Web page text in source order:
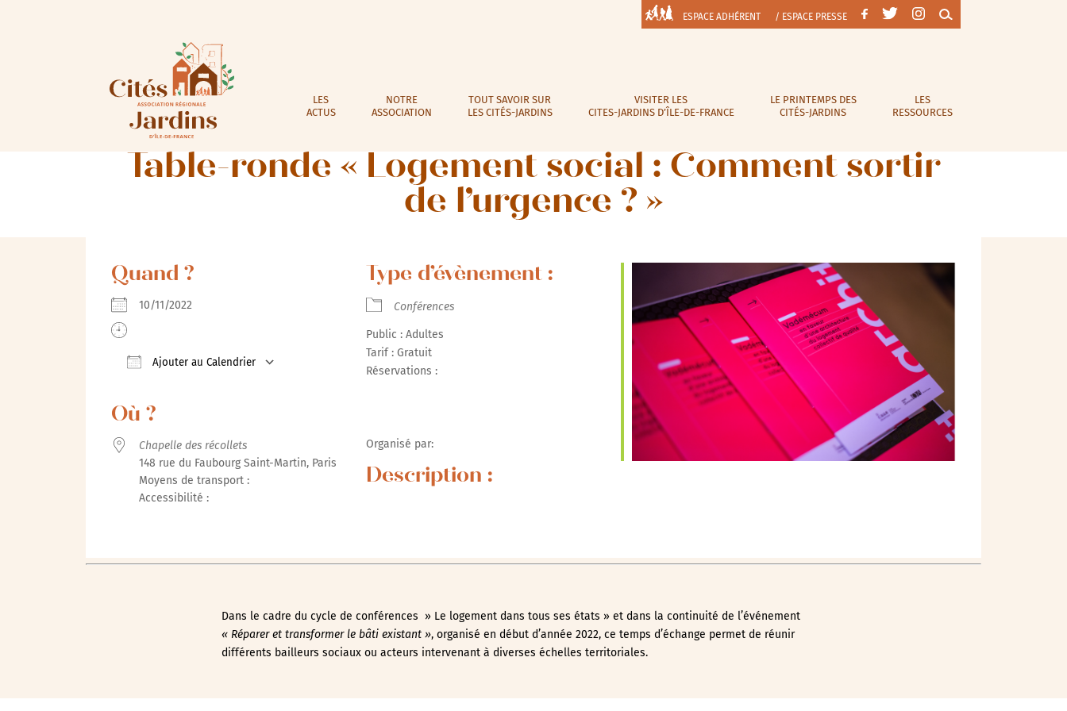
ESPACE ADHÉRENT / ESPACE PRESSE
LES
ACTUS
NOTRE
ASSOCIATION
TOUT SAVOIR SUR
LES CITÉS-JARDINS
VISITER LES
CITES-JARDINS D’ÎLE-DE-FRANCE
LE PRINTEMPS DES
CITÉS-JARDINS
LES
RESSOURCES
Table-ronde « Logement social : Comment sortir
de l’urgence ? »
Quand ?
10/11/2022
Ajouter au Calendrier
Office 365 Outlook Live
Où ?
Chapelle des récollets
148 rue du Faubourg Saint-Martin, Paris
Moyens de transport :
Accessibilité :
Type d’évènement :
Conférences
Public : Adultes
Tarif : Gratuit
Réservations :
Organisé par:
Description :
Dans le cadre du cycle de conférences » Le logement dans tous ses états » et dans la continuité de l’événement
« Réparer et transformer le bâti existant », organisé en début d’année 2022, ce temps d’échange permet de réunir
différents bailleurs sociaux ou acteurs intervenant à diverses échelles territoriales.